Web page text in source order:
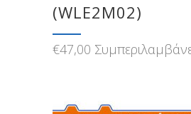
(WLE2M02)
€47,00